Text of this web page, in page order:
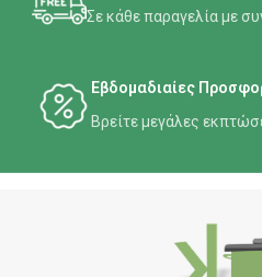
Σε κάθε παραγελία με
Εβδομαδιαίες
Βρείτε μεγάλες